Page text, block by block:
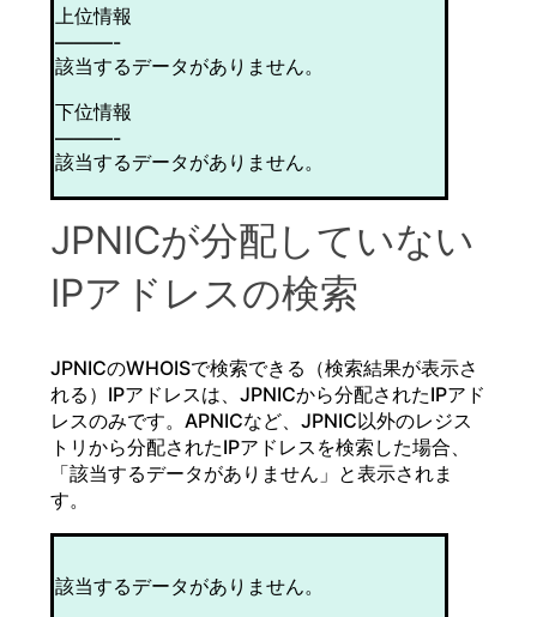
上位情報
———-
該当するデータがありません。
下位情報
———-
該当するデータがありません。
JPNICが分配していない
IPアドレスの検索
JPNICのWHOISで検索できる（検索結果が表示さ
れる）IPアドレスは、JPNICから分配されたIPアド
レスのみです。APNICなど、JPNIC以外のレジス
トリから分配されたIPアドレスを検索した場合、
「該当するデータがありません」と表示されま
す。
該当するデータがありません。